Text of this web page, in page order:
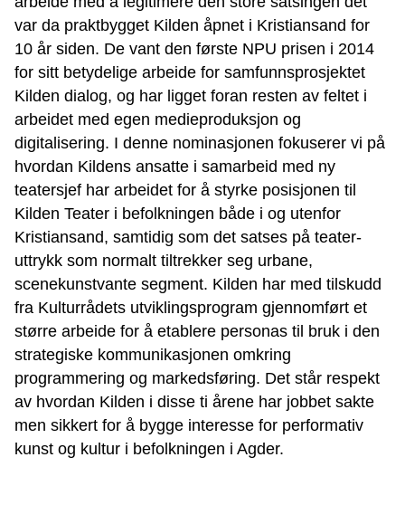
var da praktbygget Kilden åpnet i Kristiansand for
10 år siden. De vant den første NPU prisen i 2014
for sitt betydelige arbeide for samfunnsprosjektet
Kilden dialog, og har ligget foran resten av feltet i
arbeidet med egen medieproduksjon og
digitalisering. I denne nominasjonen fokuserer vi på
hvordan Kildens ansatte i samarbeid med ny
teatersjef har arbeidet for å styrke posisjonen til
Kilden Teater i befolkningen både i og utenfor
Kristiansand, samtidig som det satses på teater-
uttrykk som normalt tiltrekker seg urbane,
scenekunstvante segment. Kilden har med tilskudd
fra Kulturrådets utviklingsprogram gjennomført et
større arbeide for å etablere personas til bruk i den
strategiske kommunikasjonen omkring
programmering og markedsføring. Det står respekt
av hvordan Kilden i disse ti årene har jobbet sakte
men sikkert for å bygge interesse for performativ
kunst og kultur i befolkningen i Agder.